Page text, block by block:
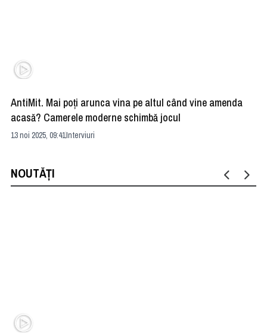
AntiMit. Mai poţi arunca vina pe altul când vine amenda
acasă? Camerele moderne schimbă jocul
13 noi 2025, 09:41Interviuri
NOUTĂȚI